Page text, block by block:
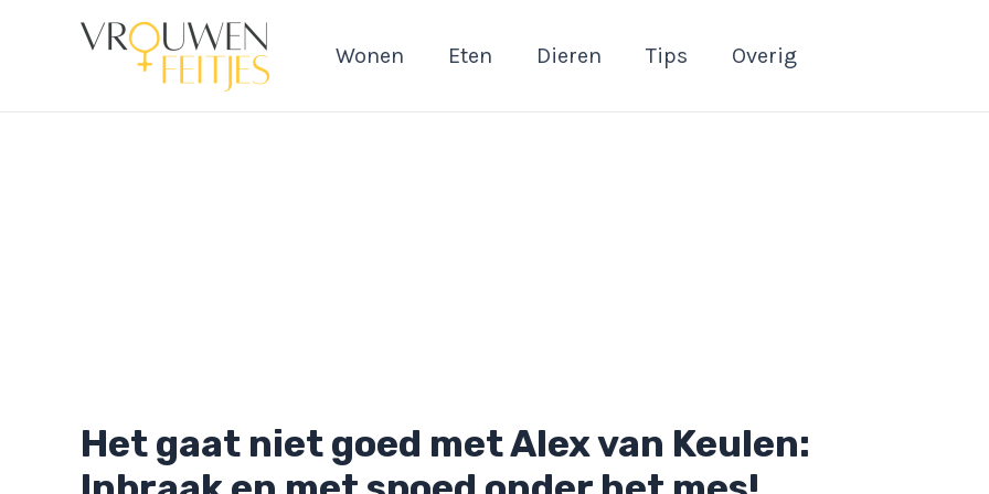
Wonen Eten Dieren Tips Overig
Het gaat niet goed met Alex van Keulen: